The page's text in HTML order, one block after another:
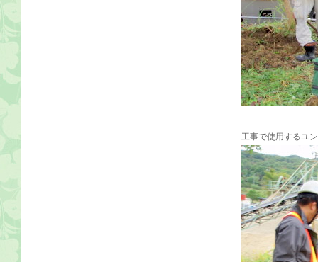
工事で使用するユ